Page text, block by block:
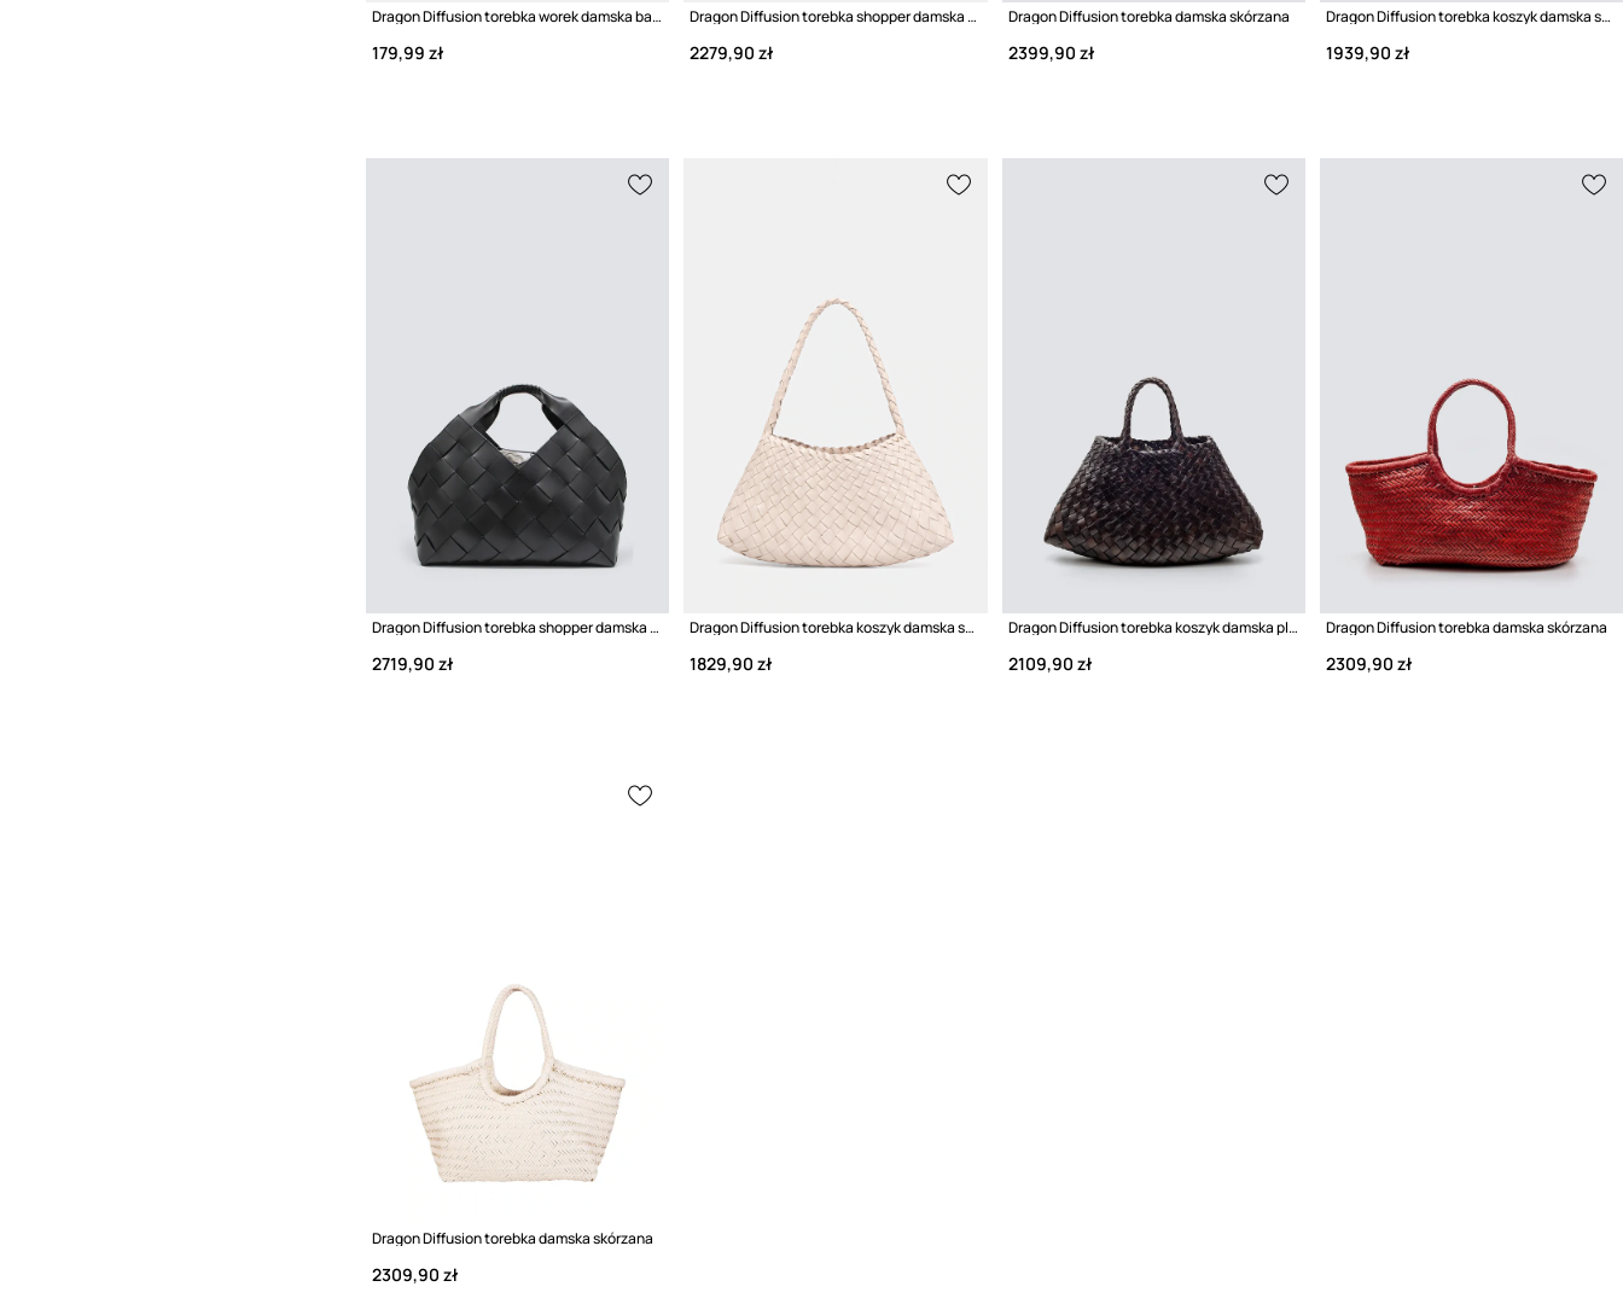
Dragon Diffusion torebka worek damska bawełniana
179,99 zł
Dragon Diffusion torebka shopper damska skórzana
2279,90 zł
Dragon Diffusion torebka damska skórzana
2399,90 zł
Dragon Diffusion torebka koszyk damska skórzana
1939,90 zł
Dragon Diffusion torebka shopper damska skórzana
2719,90 zł
Dragon Diffusion torebka koszyk damska skórzana
1829,90 zł
Dragon Diffusion torebka koszyk damska pleciona
2109,90 zł
Dragon Diffusion torebka damska skórzana
2309,90 zł
Dragon Diffusion torebka damska skórzana
2309,90 zł